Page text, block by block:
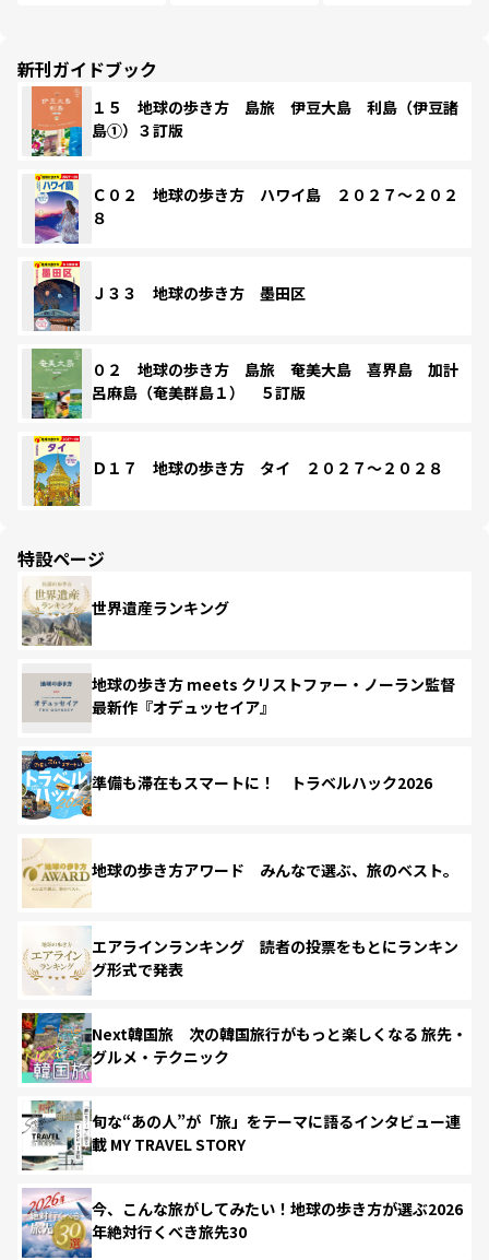
新刊ガイドブック
１５ 地球の歩き方 島旅 伊豆大島 利島（伊豆諸
島①）３訂版
Ｃ０２ 地球の歩き方 ハワイ島 ２０２７～２０２
８
Ｊ３３ 地球の歩き方 墨田区
０２ 地球の歩き方 島旅 奄美大島 喜界島 加計
呂麻島（奄美群島１） ５訂版
Ｄ１７ 地球の歩き方 タイ ２０２７～２０２８
特設ページ
世界遺産ランキング
地球の歩き方 meets クリストファー・ノーラン監督
最新作『オデュッセイア』
準備も滞在もスマートに！ トラベルハック2026
地球の歩き方アワード みんなで選ぶ、旅のベスト。
エアラインランキング 読者の投票をもとにランキン
グ形式で発表
Next韓国旅 次の韓国旅行がもっと楽しくなる 旅先・
グルメ・テクニック
旬な“あの人”が「旅」をテーマに語るインタビュー連
載 MY TRAVEL STORY
今、こんな旅がしてみたい！地球の歩き方が選ぶ2026
年絶対行くべき旅先30